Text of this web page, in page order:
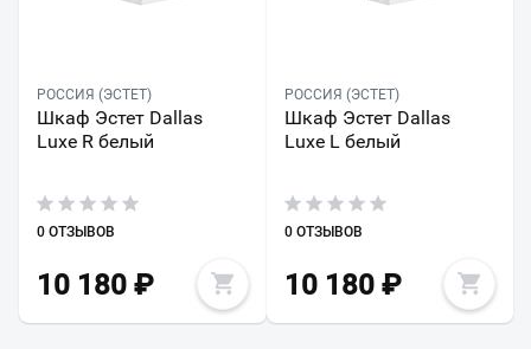
РОССИЯ (ЭСТЕТ)
Шкаф Эстет Dallas
Luxe R белый
0 ОТЗЫВОВ
10 180 ₽
РОССИЯ (ЭСТЕТ)
Шкаф Эстет Dallas
Luxe L белый
0 ОТЗЫВОВ
10 180₽